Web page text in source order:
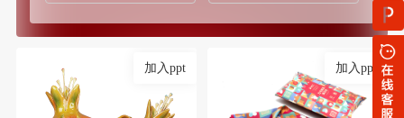
加入ppt 加入ppt